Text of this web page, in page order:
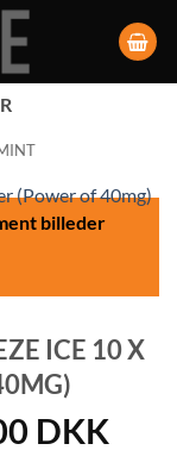
billeder
ICE 10 X
DKKDen